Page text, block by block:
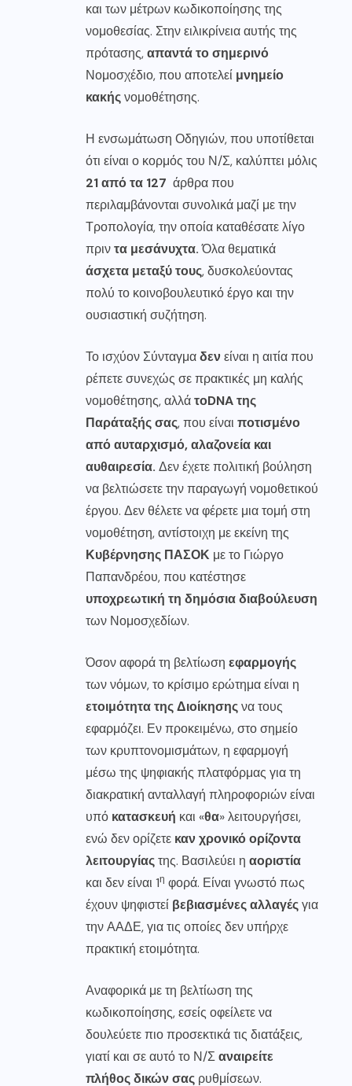
και των μέτρων κωδικοποίησης της
νομοθεσίας. Στην ειλικρίνεια αυτής της
πρότασης,απαντά το σημερινό
Νομοσχέδιο, που αποτελεί μνημείο
κακήςνομοθέτησης.
Η ενσωμάτωση Οδηγιών, που υποτίθεται
ότι είναι ο κορμός του Ν/Σ, καλύπτει μόλις
21 από τα 127 άρθρα που
περιλαμβάνονται συνολικά μαζί με την
Τροπολογία, την οποία καταθέσατε λίγο
πριντα μεσάνυχτα.Όλα θεματικά
άσχετα μεταξύ τους, δυσκολεύοντας
πολύ το κοινοβουλευτικό έργο και την
ουσιαστική συζήτηση.
Το ισχύον Σύνταγμαδενείναι η αιτία που
ρέπετε συνεχώς σε πρακτικές μη καλής
νομοθέτησης, αλλάτοDNAτης
Παράταξής σας, που είναι ποτισμένο
από αυταρχισμό, αλαζονεία και
αυθαιρεσία. Δεν έχετε πολιτική βούληση
να βελτιώσετε την παραγωγή νομοθετικού
έργου. Δεν θέλετε να φέρετε μια τομή στη
νομοθέτηση, αντίστοιχη με εκείνη της
Κυβέρνησης ΠΑΣΟΚ με το Γιώργο
Παπανδρέου, που κατέστησε
υποχρεωτική τη δημόσια διαβούλευση
των Νομοσχεδίων.
Όσον αφορά τη βελτίωση εφαρμογής
των νόμων, το κρίσιμο ερώτημα είναι η
ετοιμότητα της Διοίκησηςνα τους
εφαρμόζει. Εν προκειμένω, στο σημείο
των κρυπτονομισμάτων, η εφαρμογή
μέσω της ψηφιακής πλατφόρμας για τη
διακρατική ανταλλαγή πληροφοριών είναι
υπό κατασκευή και «θα» λειτουργήσει,
ενώ δεν ορίζετε καν χρονικό ορίζοντα
λειτουργίαςτης. Βασιλεύει η αοριστία
και δεν είναι 1η φορά. Είναι γνωστό πως
έχουν ψηφιστεί βεβιασμένες αλλαγέςγια
την ΑΑΔΕ, για τις οποίες δεν υπήρχε
πρακτική ετοιμότητα.
Αναφορικά με τη βελτίωση της
κωδικοποίησης, εσείς οφείλετε να
δουλεύετε πιο προσεκτικά τις διατάξεις,
γιατί και σε αυτό το Ν/Σαναιρείτε
πλήθος δικών σας ρυθμίσεων.